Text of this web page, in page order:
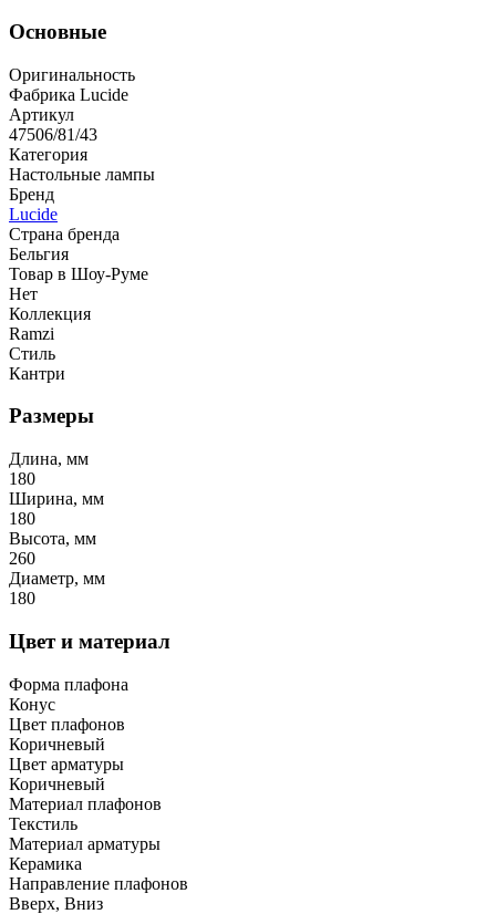
Основные
Оригинальность
Фабрика Lucide
Артикул
47506/81/43
Категория
Настольные лампы
Бренд
Lucide
Страна бренда
Бельгия
Товар в Шоу-Руме
Нет
Коллекция
Ramzi
Стиль
Кантри
Размеры
Длина, мм
180
Ширина, мм
180
Высота, мм
260
Диаметр, мм
180
Цвет и материал
Форма плафона
Конус
Цвет плафонов
Коричневый
Цвет арматуры
Коричневый
Материал плафонов
Текстиль
Материал арматуры
Керамика
Направление плафонов
Вверх, Вниз